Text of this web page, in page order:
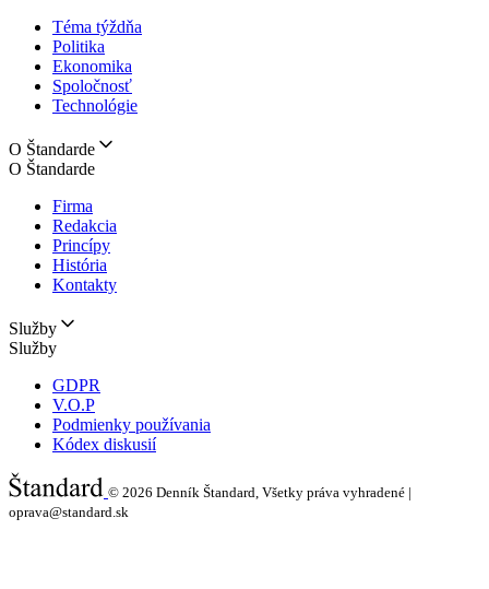
Téma týždňa
Politika
Ekonomika
Spoločnosť
Technológie
O Štandarde
O Štandarde
Firma
Redakcia
Princípy
História
Kontakty
Služby
Služby
GDPR
V.O.P
Podmienky používania
Kódex diskusií
© 2026 Denník Štandard, Všetky práva vyhradené |
oprava@standard.sk